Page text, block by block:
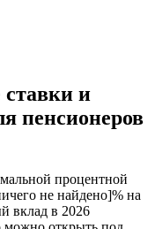
и
пенсионеров
процентной
не найдено]% на
вклад в 2026